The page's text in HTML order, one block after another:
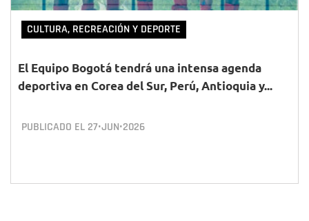
CULTURA, RECREACIÓN Y DEPORTE
El Equipo Bogotá tendrá una intensa agenda
deportiva en Corea del Sur, Perú, Antioquia y...
PUBLICADO EL 27•JUN•2026